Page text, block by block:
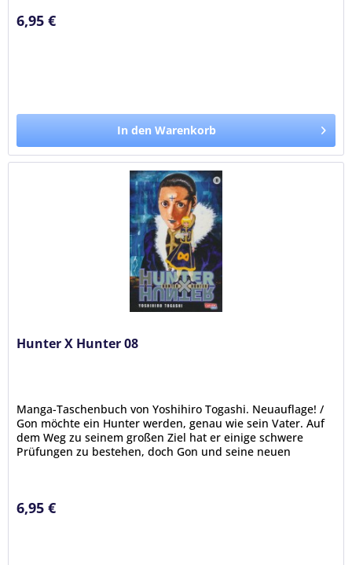
6,95 €
In den Warenkorb
Hunter X Hunter 08
Manga-Taschenbuch von Yoshihiro Togashi. Neuauflage! /
Gon möchte ein Hunter werden, genau wie sein Vater. Auf
dem Weg zu seinem großen Ziel hat er einige schwere
Prüfungen zu bestehen, doch Gon und seine neuen
6,95 €